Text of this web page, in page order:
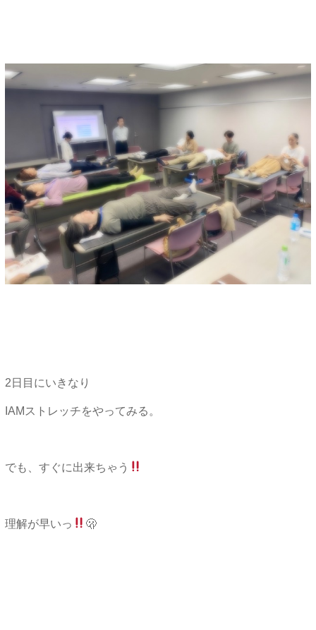
2日目にいきなり
IAMストレッチをやってみる。
でも、すぐに出来ちゃう
理解が早いっ 🫢